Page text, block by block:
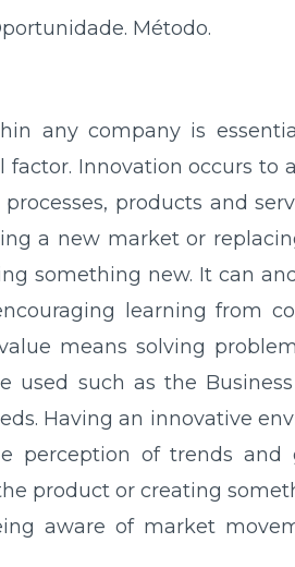
Método.
any company is
Innovation occurs to
products and
a new market or
something new. It can
learning from
means solving
such as the
Having an innovative
perception of trends and
product or creating
aware of market